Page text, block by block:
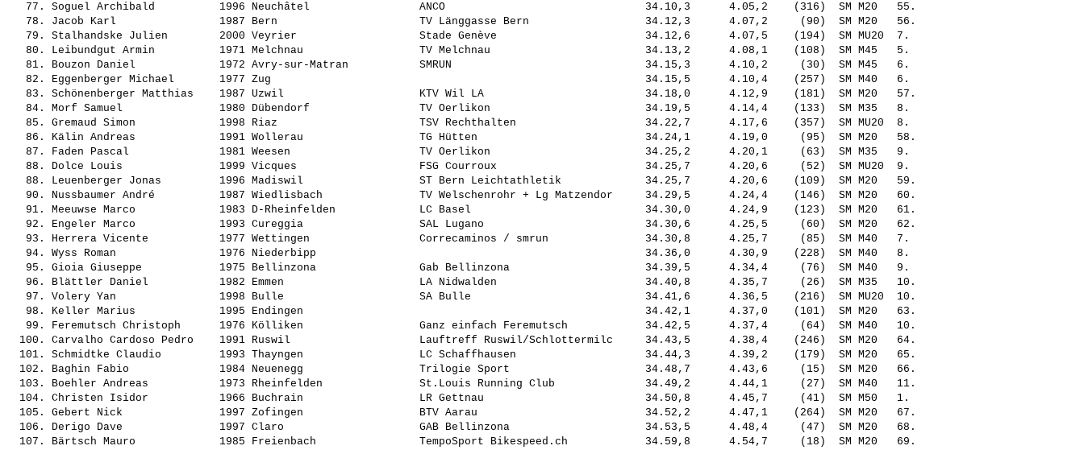
   77.
Soguel Archibald
1996 Neuchâtel                 ANCO                               34.10,3      4.05,2    (316)  SM M20   55.
   78.
Jacob Karl
1987 Bern                      TV Länggasse Bern                  34.12,3      4.07,2     (90)  SM M20   56.
   79.
Stalhandske Julien
2000 Veyrier                   Stade Genève                       34.12,6      4.07,5    (194)  SM MU20  7.
   80.
Leibundgut Armin
1971 Melchnau                  TV Melchnau                        34.13,2      4.08,1    (108)  SM M45   5.
   81.
Bouzon Daniel
1972 Avry-sur-Matran           SMRUN                              34.15,3      4.10,2     (30)  SM M45   6.
   82.
Eggenberger Michael
1977 Zug                                                          34.15,5      4.10,4    (257)  SM M40   6.
   83.
Schönenberger Matthias
1987 Uzwil                     KTV Wil LA                         34.18,0      4.12,9    (181)  SM M20   57.
   84.
Morf Samuel
1980 Dübendorf                 TV Oerlikon                        34.19,5      4.14,4    (133)  SM M35   8.
   85.
Gremaud Simon
1998 Riaz                      TSV Rechthalten                    34.22,7      4.17,6    (357)  SM MU20  8.
   86.
Kälin Andreas
1991 Wollerau                  TG Hütten                          34.24,1      4.19,0     (95)  SM M20   58.
   87.
Faden Pascal
1981 Weesen                    TV Oerlikon                        34.25,2      4.20,1     (63)  SM M35   9.
   88.
Dolce Louis
1999 Vicques                   FSG Courroux                       34.25,7      4.20,6     (52)  SM MU20  9.
   88.
Leuenberger Jonas
1996 Madiswil                  ST Bern Leichtathletik             34.25,7      4.20,6    (109)  SM M20   59.
   90.
Nussbaumer André
1987 Wiedlisbach               TV Welschenrohr + Lg Matzendor     34.29,5      4.24,4    (146)  SM M20   60.
   91.
Meeuwse Marco
1983 D-Rheinfelden             LC Basel                           34.30,0      4.24,9    (123)  SM M20   61.
   92.
Engeler Marco
1993 Cureggia                  SAL Lugano                         34.30,6      4.25,5     (60)  SM M20   62.
   93.
Herrera Vicente
1977 Wettingen                 Correcaminos / smrun               34.30,8      4.25,7     (85)  SM M40   7.
   94.
Wyss Roman
1976 Niederbipp                                                   34.36,0      4.30,9    (228)  SM M40   8.
   95.
Gioia Giuseppe
1975 Bellinzona                Gab Bellinzona                     34.39,5      4.34,4     (76)  SM M40   9.
   96.
Blättler Daniel
1982 Emmen                     LA Nidwalden                       34.40,8      4.35,7     (26)  SM M35   10.
   97.
Volery Yan
1998 Bulle                     SA Bulle                           34.41,6      4.36,5    (216)  SM MU20  10.
   98.
Keller Marius
1995 Endingen                                                     34.42,1      4.37,0    (101)  SM M20   63.
   99.
Feremutsch Christoph
1976 Kölliken                  Ganz einfach Feremutsch            34.42,5      4.37,4     (64)  SM M40   10.
  100.
Carvalho Cardoso Pedro
1991 Ruswil                    Lauftreff Ruswil/Schlottermilc     34.43,5      4.38,4    (246)  SM M20   64.
  101.
Schmidtke Claudio
1993 Thayngen                  LC Schaffhausen                    34.44,3      4.39,2    (179)  SM M20   65.
  102.
Baghin Fabio
1984 Neuenegg                  Trilogie Sport                     34.48,7      4.43,6     (15)  SM M20   66.
  103.
Boehler Andreas
1973 Rheinfelden               St.Louis Running Club              34.49,2      4.44,1     (27)  SM M40   11.
  104.
Christen Isidor
1966 Buchrain                  LR Gettnau                         34.50,8      4.45,7     (41)  SM M50   1.
  105.
Gebert Nick
1997 Zofingen                  BTV Aarau                          34.52,2      4.47,1    (264)  SM M20   67.
  106.
Derigo Dave
1997 Claro                     GAB Bellinzona                     34.53,5      4.48,4     (47)  SM M20   68.
  107.
Bärtsch Mauro
1985 Freienbach                TempoSport Bikespeed.ch            34.59,8      4.54,7     (18)  SM M20   69.